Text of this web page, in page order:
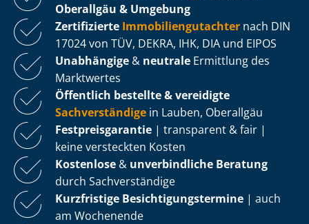
Oberallgäu & Umgebung
Zertifizierte Im­mo­bi­li­en­gut­ach­ter nach DIN
17024 von TÜV, DEKRA, IHK, DIA und EIPOS
Unabhängige & neutrale Ermittlung des
Marktwertes
Öffentlich bestellte & vereidigte
Sachverständige in Lauben, Oberallgäu
Fest­preis­ga­ran­tie | transparent & fair |
keine versteckten Kosten
Kostenlose & unverbindliche Beratung
durch Sachverständige
Kurzfristige Be­sich­ti­gungs­ter­mi­ne | auch
am Wochenende